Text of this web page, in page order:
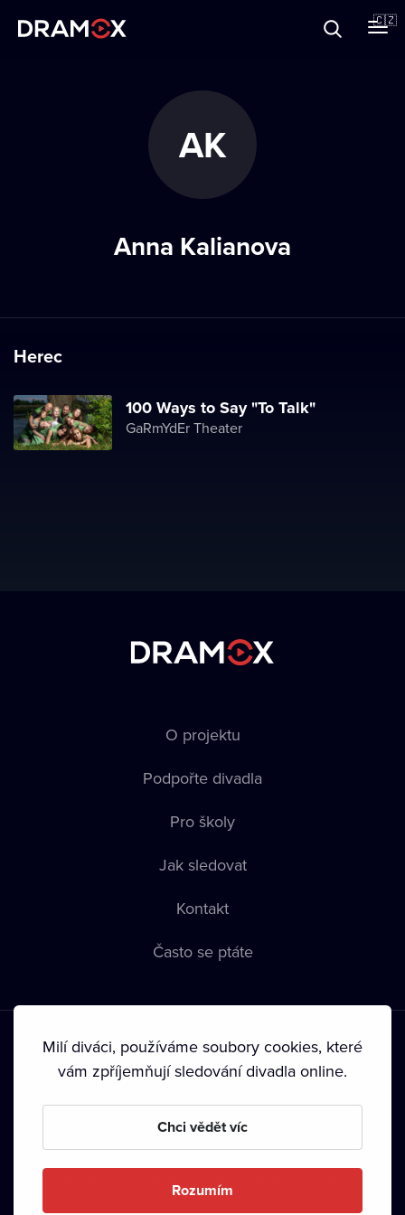
🇨🇿
AK
Anna Kalianova
Herec
100 Ways to Say "To Talk"
GaRmYdEr Theater
O projektu
Podpořte divadla
Pro školy
Jak sledovat
Kontakt
Často se ptáte
Podmínky používání • Ochrana soukromí • Zásady používání
• Autorská práva•
Milí diváci, používáme soubory cookies, které
vám zpříjemňují sledování divadla online.
Chci vědět víc
Rozumím